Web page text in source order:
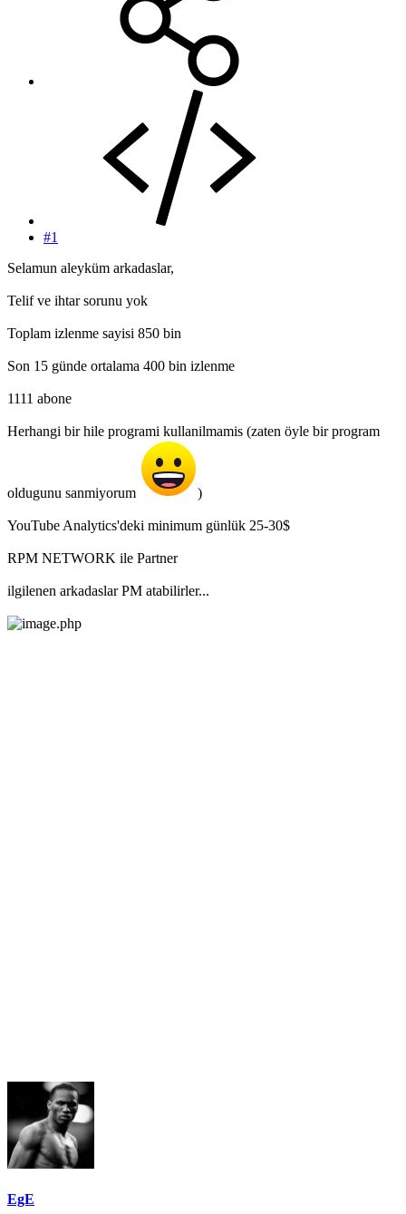
#1
Selamun aleyküm arkadaslar,
Telif ve ihtar sorunu yok
Toplam izlenme sayisi 850 bin
Son 15 günde ortalama 400 bin izlenme
1111 abone
Herhangi bir hile programi kullanilmamis (zaten öyle bir program
oldugunu sanmiyorum )
YouTube Analytics'deki minimum günlük 25-30$
RPM NETWORK ile Partner
ilgilenen arkadaslar PM atabilirler...
EgE